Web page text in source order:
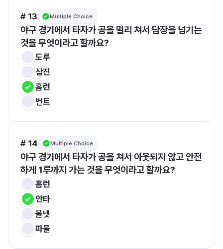
# 13 Multiple Choice
야구 경기에서 타자가 공을 멀리 쳐서 담장을 넘기는
것을 무엇이라고 할까요?
도루
삼진
홈런
번트
# 14 Multiple Choice
야구 경기에서 타자가 공을 쳐서 아웃되지 않고 안전
하게 1루까지 가는 것을 무엇이라고 할까요?
홈런
안타
볼넷
파울